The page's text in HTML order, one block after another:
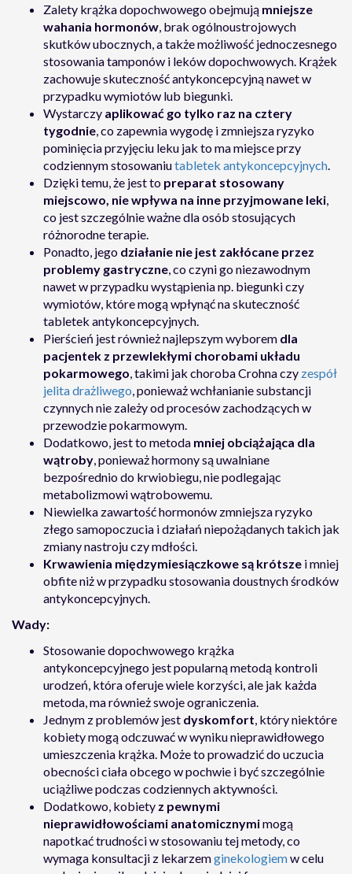
Zalety krążka dopochwowego obejmują mniejsze
wahania hormonów, brak ogólnoustrojowych
skutków ubocznych, a także możliwość jednoczesnego
stosowania tamponów i leków dopochwowych. Krążek
zachowuje skuteczność antykoncepcyjną nawet w
przypadku wymiotów lub biegunki.
Wystarczy aplikować go tylko raz na cztery
tygodnie, co zapewnia wygodę i zmniejsza ryzyko
pominięcia przyjęciu leku jak to ma miejsce przy
codziennym stosowaniutabletek antykoncepcyjnych.
Dzięki temu, że jest to preparat stosowany
miejscowo, nie wpływa na inne przyjmowane leki,
co jest szczególnie ważne dla osób stosujących
różnorodne terapie.
Ponadto, jego działanie nie jest zakłócane przez
problemy gastryczne, co czyni go niezawodnym
nawet w przypadku wystąpienia np. biegunki czy
wymiotów, które mogą wpłynąć na skuteczność
tabletek antykoncepcyjnych.
Pierścień jest również najlepszym wyborem dla
pacjentek z przewlekłymi chorobami układu
pokarmowego, takimi jak choroba Crohna czy zespół
jelita drażliwego, ponieważ wchłanianie substancji
czynnych nie zależy od procesów zachodzących w
przewodzie pokarmowym.
Dodatkowo, jest to metoda mniej obciążająca dla
wątroby, ponieważ hormony są uwalniane
bezpośrednio do krwiobiegu, nie podlegając
metabolizmowi wątrobowemu.
Niewielka zawartość hormonów zmniejsza ryzyko
złego samopoczucia i działań niepożądanych takich jak
zmiany nastroju czy mdłości.
Krwawienia międzymiesiączkowe są krótsze i mniej
obfite niż w przypadku stosowania doustnych środków
antykoncepcyjnych.
Wady:
Stosowanie dopochwowego krążka
antykoncepcyjnego jest popularną metodą kontroli
urodzeń, która oferuje wiele korzyści, ale jak każda
metoda, ma również swoje ograniczenia.
Jednym z problemów jest dyskomfort, który niektóre
kobiety mogą odczuwać w wyniku nieprawidłowego
umieszczenia krążka. Może to prowadzić do uczucia
obecności ciała obcego w pochwie i być szczególnie
uciążliwe podczas codziennych aktywności.
Dodatkowo, kobiety z pewnymi
nieprawidłowościami anatomicznymimogą
napotkać trudności w stosowaniu tej metody, co
wymaga konsultacji z lekarzemginekologiemw celu